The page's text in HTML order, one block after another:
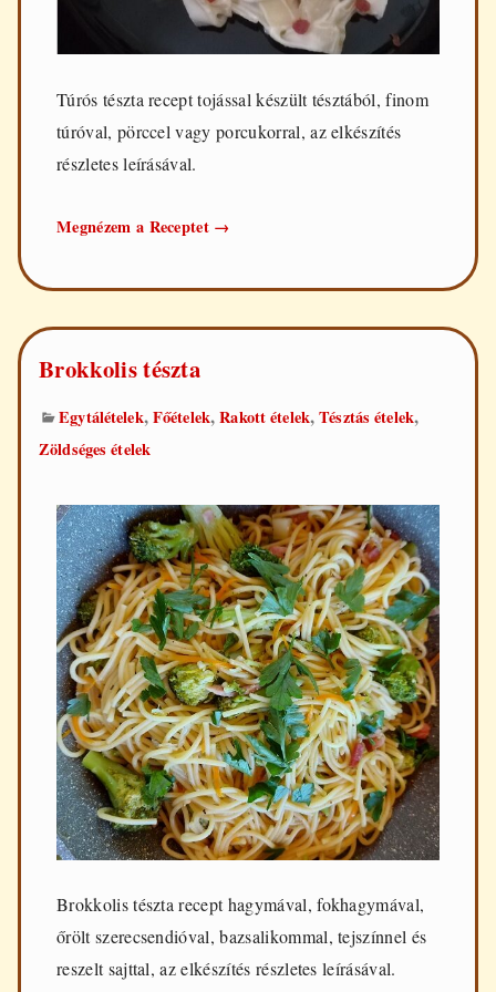
Túrós tészta recept tojással készült tésztából, finom
túróval, pörccel vagy porcukorral, az elkészítés
részletes leírásával.
Megnézem a Receptet Túrós
→
Brokkolis tészta
Egytálételek,Főételek,Rakott ételek,Tésztás ételek,
Zöldséges ételek
Brokkolis tészta recept hagymával, fokhagymával,
őrölt szerecsendióval, bazsalikommal, tejszínnel és
reszelt sajttal, az elkészítés részletes leírásával.